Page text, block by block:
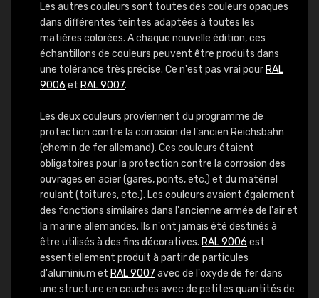
Les autres couleurs sont toutes des couleurs opaques
dans différentes teintes adaptées à toutes les
matières colorées. A chaque nouvelle édition, ces
échantillons de couleurs peuvent être produits dans
une tolérance très précise. Ce n'est pas vrai pour RAL
9006 et RAL 9007.
Les deux couleurs proviennent du programme de
protection contre la corrosion de l'ancien Reichsbahn
(chemin de fer allemand). Ces couleurs étaient
obligatoires pour la protection contre la corrosion des
ouvrages en acier (gares, ponts, etc.) et du matériel
roulant (toitures, etc.). Les couleurs avaient également
des fonctions similaires dans l'ancienne armée de l'air et
la marine allemandes. Ils n'ont jamais été destinés à
être utilisés à des fins décoratives. RAL 9006 est
essentiellement produit à partir de particules
d'aluminium et RAL 9007 avec de l'oxyde de fer dans
une structure en couches avec de petites quantités de